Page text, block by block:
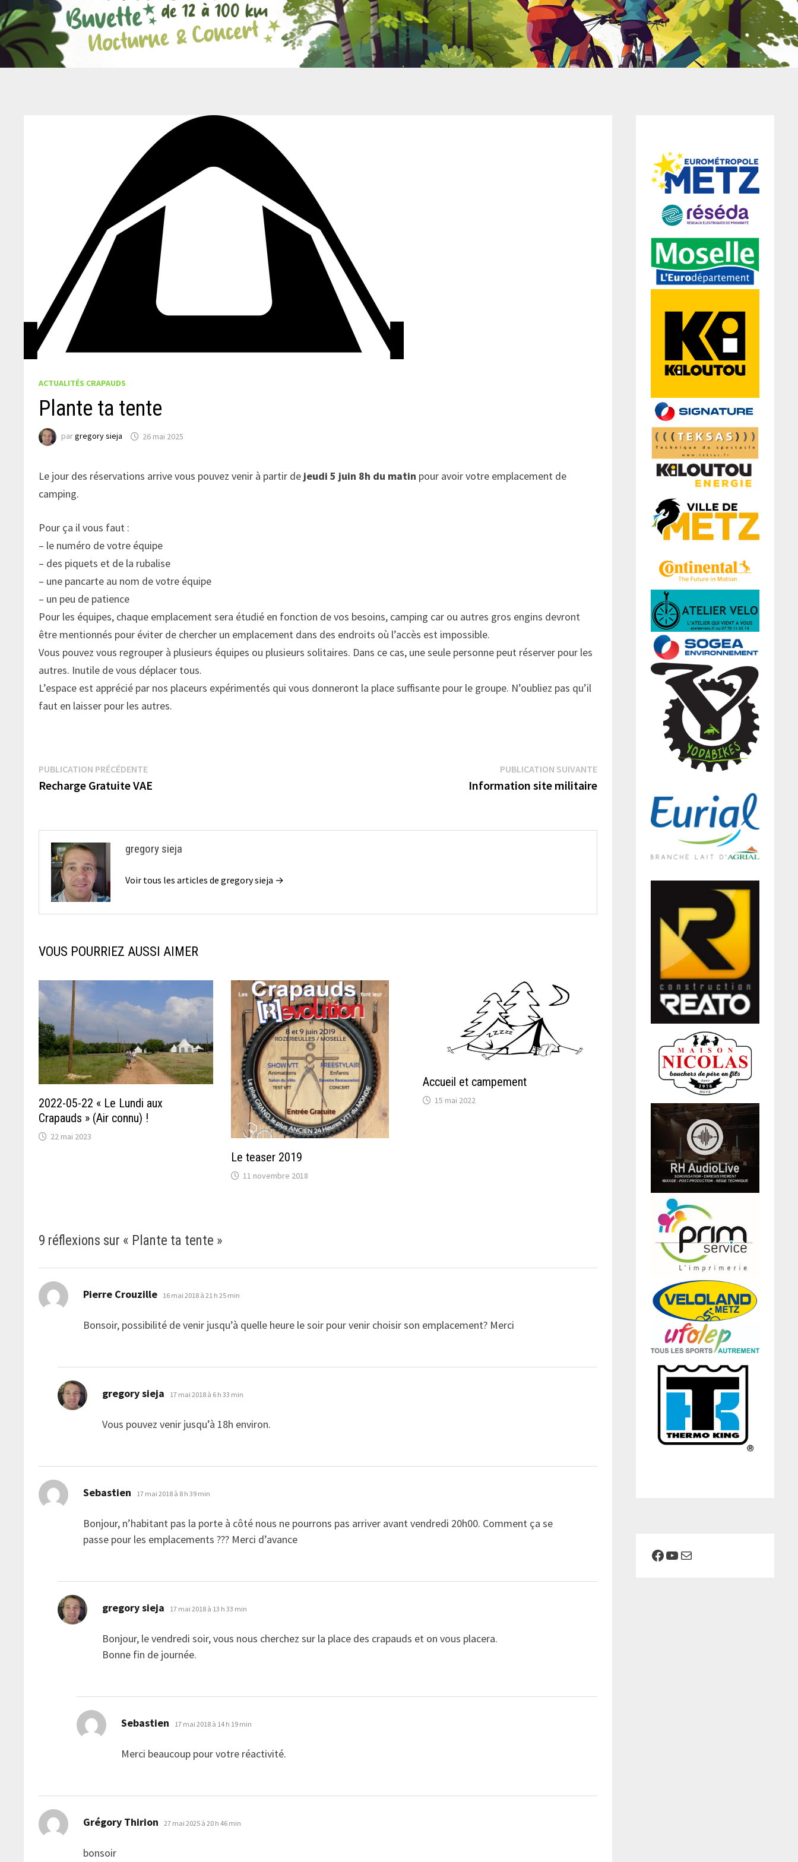
ACTUALITÉS CRAPAUDS
Plante ta tente
pargregory sieja 26 mai 2025
Le jour des réservations arrive vous pouvez venir à partir de jeudi 5 juin 8h du matin pour avoir votre emplacement de
camping.
Pour ça il vous faut :
– le numéro de votre équipe
– des piquets et de la rubalise
– une pancarte au nom de votre équipe
– un peu de patience
Pour les équipes, chaque emplacement sera étudié en fonction de vos besoins, camping car ou autres gros engins devront
être mentionnés pour éviter de chercher un emplacement dans des endroits où l’accès est impossible.
Vous pouvez vous regrouper à plusieurs équipes ou plusieurs solitaires. Dans ce cas, une seule personne peut réserver pour les
autres. Inutile de vous déplacer tous.
L’espace est apprécié par nos placeurs expérimentés qui vous donneront la place suffisante pour le groupe. N’oubliez pas qu’il
faut en laisser pour les autres.
Navigation
de
PUBLICATION PRÉCÉDENTEPublication
précédente :
Recharge Gratuite VAE
PUBLICATION SUIVANTEPublication
suivante :
Information site militaire
gregory sieja
Voir tous les articles de gregory sieja →
VOUS POURRIEZ AUSSI AIMER
2022-05-22 « Le Lundi aux
Crapauds » (Air connu) !
22 mai 2023
Le teaser 2019
11 novembre 2018
Accueil et campement
15 mai 2022
9 réflexions sur « Plante ta tente »
Pierre Crouzille dit :
16 mai 2018 à 21 h 25 min
Bonsoir, possibilité de venir jusqu’à quelle heure le soir pour venir choisir son emplacement? Merci
gregory sieja dit :
17 mai 2018 à 6 h 33 min
Vous pouvez venir jusqu’à 18h environ.
Sebastien dit :
17 mai 2018 à 8 h 39 min
Bonjour, n’habitant pas la porte à côté nous ne pourrons pas arriver avant vendredi 20h00. Comment ça se
passe pour les emplacements ??? Merci d’avance
gregory sieja dit :
17 mai 2018 à 13 h 33 min
Bonjour, le vendredi soir, vous nous cherchez sur la place des crapauds et on vous placera.
Bonne fin de journée.
Sebastien dit :
17 mai 2018 à 14 h 19 min
Merci beaucoup pour votre réactivité.
Grégory Thirion dit :
27 mai 2025 à 20 h 46 min
bonsoir
Facebook
YouTube
E-mail